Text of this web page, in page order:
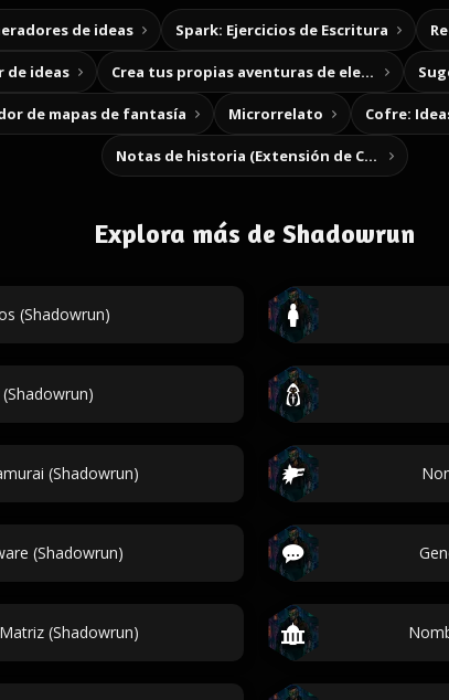
de ideas Spark: Ejercicios de Escritura
de ideas Crea tus propias aventuras de elección
de mapas de fantasía Microrrelato Cofre:
Notas de historia (Extensión de Chrome)
Explora más de Shadowrun
(Shadowrun)
(Shadowrun)
(Shadowrun)
(Shadowrun)